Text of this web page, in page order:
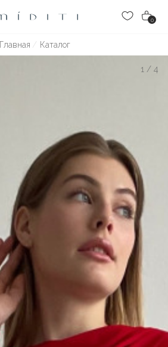
0
Главная Каталог
1 / 4